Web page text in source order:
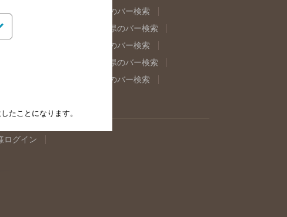
東京都のバー検索
岐阜県のバー検索
奈良県のバー検索
島根県のバー検索
佐賀県のバー検索
ログイン
たことになります。